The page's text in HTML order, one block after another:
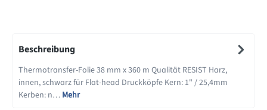
Beschreibung
Thermotransfer-Folie 38 mm x 360 m Qualität RESIST Harz,
innen, schwarz für Flat-head Druckköpfe Kern: 1" / 25,4mm
Kerben: n… Mehr